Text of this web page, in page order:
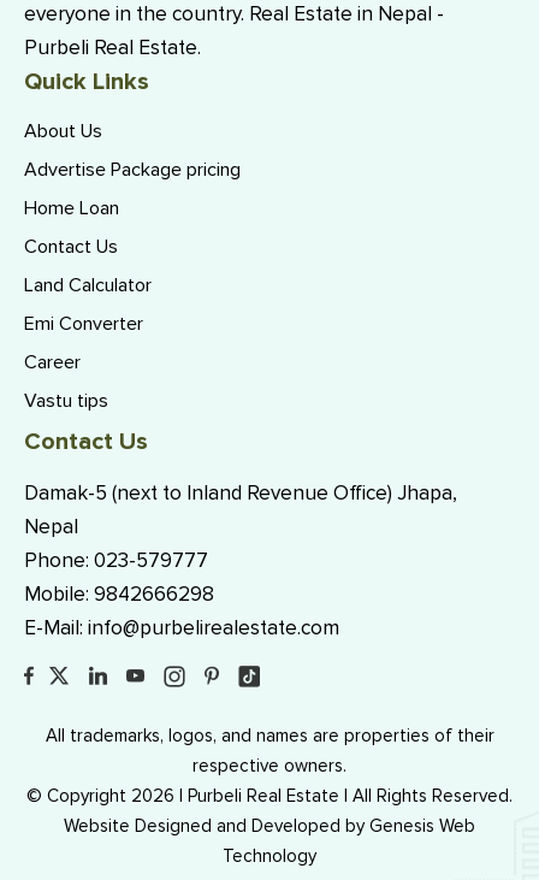
everyone in the country. Real Estate in Nepal -
Purbeli Real Estate.
Quick Links
About Us
Advertise Package pricing
Home Loan
Contact Us
Land Calculator
Emi Converter
Career
Vastu tips
Contact Us
Damak-5 (next to Inland Revenue Office) Jhapa,
Nepal
Phone: 023-579777
Mobile: 9842666298
E-Mail: info@purbelirealestate.com
All trademarks, logos, and names are properties of their
respective owners.
© Copyright 2026 | Purbeli Real Estate | All Rights Reserved.
Website Designed and Developed byGenesis Web
Technology